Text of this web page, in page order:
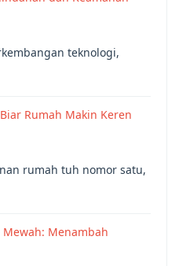
teknologi,
Rumah Makin Keren
rumah tuh nomor satu,
Menambah